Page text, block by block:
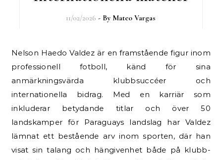
11/02/2026 - By Mateo Vargas
Nelson Haedo Valdez är en framstående figur inom
professionell fotboll, känd för sina
anmärkningsvärda klubbsuccéer och
internationella bidrag. Med en karriär som
inkluderar betydande titlar och över 50
landskamper för Paraguays landslag har Valdez
lämnat ett bestående arv inom sporten, där han
visat sin talang och hängivenhet både på klubb-